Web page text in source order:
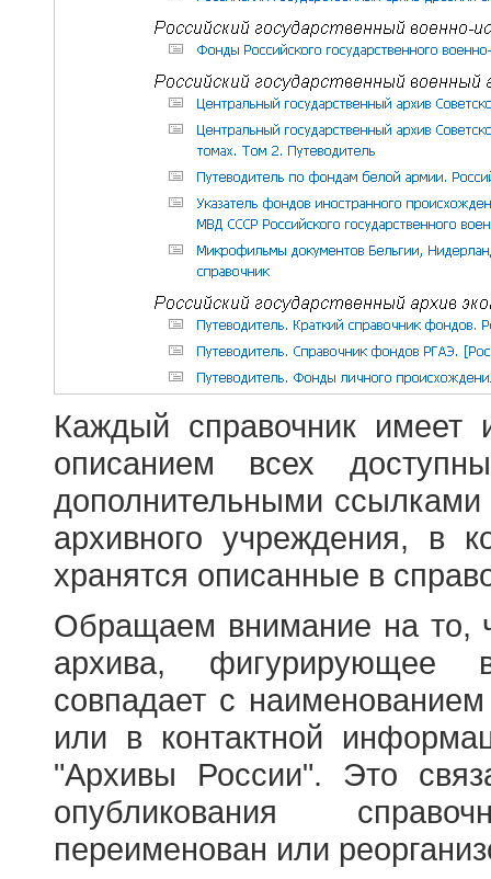
Каждый справочник имеет
описанием всех
дополнительными
архивного учреждения, в
хранятся описанные в
Обращаем внимание на то,
архива, фигурирующее
совпадает с
или в контактной
"Архивы России". Это
опубликования
переименован или